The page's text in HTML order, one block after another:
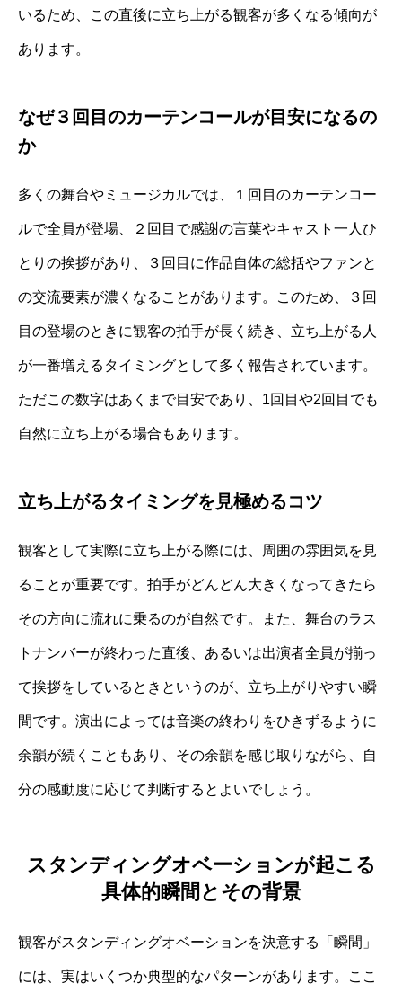
いるため、この直後に立ち上がる観客が多くなる傾向が
あります。
なぜ３回目のカーテンコールが目安になるの
か
多くの舞台やミュージカルでは、１回目のカーテンコー
ルで全員が登場、２回目で感謝の言葉やキャスト一人ひ
とりの挨拶があり、３回目に作品自体の総括やファンと
の交流要素が濃くなることがあります。このため、３回
目の登場のときに観客の拍手が長く続き、立ち上がる人
が一番増えるタイミングとして多く報告されています。
ただこの数字はあくまで目安であり、1回目や2回目でも
自然に立ち上がる場合もあります。
立ち上がるタイミングを見極めるコツ
観客として実際に立ち上がる際には、周囲の雰囲気を見
ることが重要です。拍手がどんどん大きくなってきたら
その方向に流れに乗るのが自然です。また、舞台のラス
トナンバーが終わった直後、あるいは出演者全員が揃っ
て挨拶をしているときというのが、立ち上がりやすい瞬
間です。演出によっては音楽の終わりをひきずるように
余韻が続くこともあり、その余韻を感じ取りながら、自
分の感動度に応じて判断するとよいでしょう。
スタンディングオベーションが起こる
具体的瞬間とその背景
観客がスタンディングオベーションを決意する「瞬間」
には、実はいくつか典型的なパターンがあります。ここ